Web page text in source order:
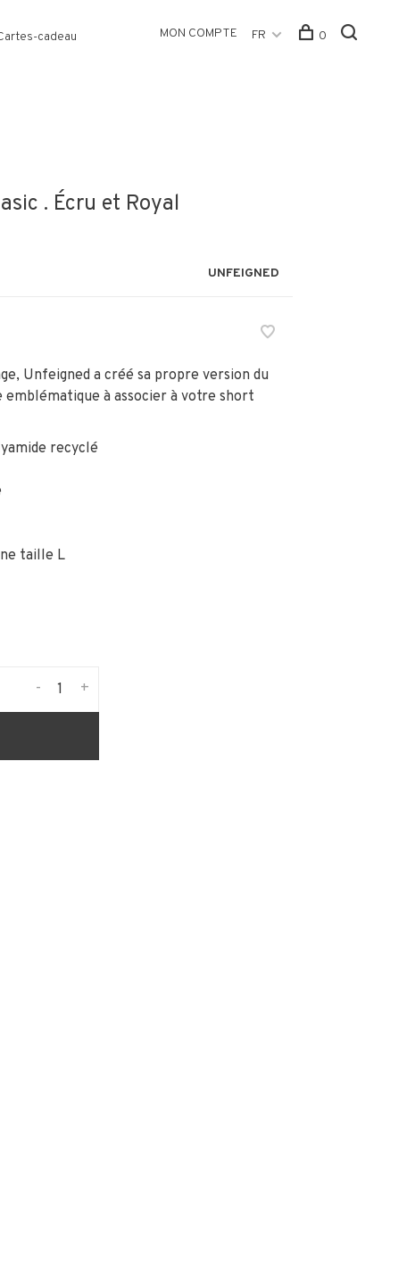
cadeau MON COMPTE FR 0
. Écru et Royal
UNFEIGNED
Unfeigned a créé sa propre version du
à associer à votre short
recyclé
taille L
+
-